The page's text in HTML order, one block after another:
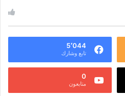
5٬044
تابع وشارك
0
متابعون